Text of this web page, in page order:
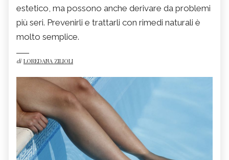
estetico, ma possono anche derivare da problemi
più seri. Prevenirli e trattarli con rimedi naturali è
molto semplice.
di LOREDANA ZILIOLI